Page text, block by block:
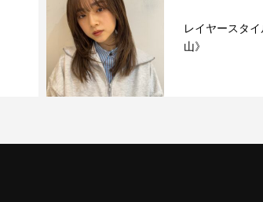
レイヤースタ
山》